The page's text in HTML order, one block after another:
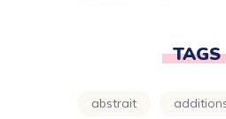
TAGS
abstrait